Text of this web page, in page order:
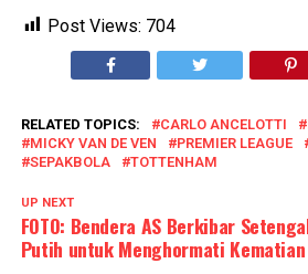
Post Views: 704
RELATED TOPICS: CARLO ANCELOTTI
MICKY VAN DE VEN
PREMIER LEAGUE
SEPAKBOLA
TOTTENHAM
UP NEXT
FOTO: Bendera AS Berkibar
Putih untuk Menghormati